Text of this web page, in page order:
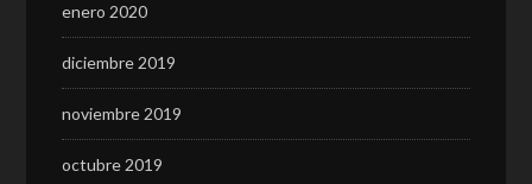
enero 2020
diciembre 2019
noviembre 2019
octubre 2019